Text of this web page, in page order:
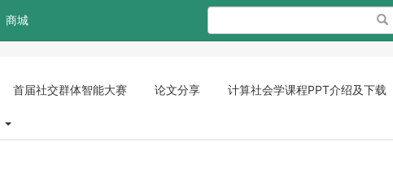
商城 搜索
首届社交群体智能大赛 论文分享 计算社会学课程PPT介绍及下载